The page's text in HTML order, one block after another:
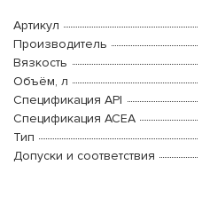
Артикул
Производитель
Вязкость
Объём, л
Спецификация API
Спецификация ACEA
Тип
Допуски и соответствия